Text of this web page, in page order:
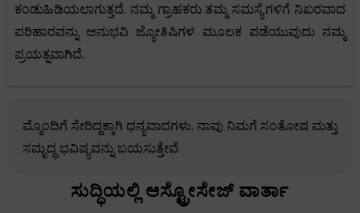
ಕಂಡುಹಿಡಿಯಲಾಗುತ್ತದೆ. ನಮ್ಮ ಗ್ರಾಹಕರು ತಮ್ಮ ಸಮಸ್ಯೆಗಳಿಗೆ ನಿಖರವಾದ
ಪರಿಹಾರವನ್ನು ಅನುಭವಿ ಜ್ಯೋತಿಷಿಗಳ ಮೂಲಕ ಪಡೆಯುವುದು ನಮ್ಮ
ಪ್ರಯತ್ನವಾಗಿದೆ.
ಮ್ಮೊಂದಿಗೆ ಸೇರಿದ್ದಕ್ಕಾಗಿ ಧನ್ಯವಾದಗಳು. ನಾವು ನಿಮಗೆ ಸಂತೋಷ ಮತ್ತು
ಸಮೃದ್ಧ ಭವಿಷ್ಯವನ್ನು ಬಯಸುತ್ತೇವೆ
ಸುದ್ಧಿಯಲ್ಲಿ ಆಸ್ಟ್ರೋಸೇಜ್ ವಾರ್ತಾ